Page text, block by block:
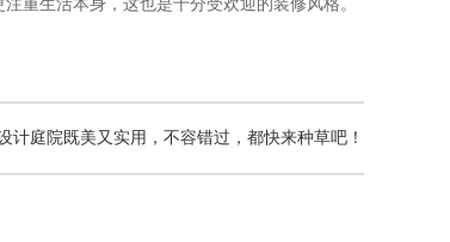
生活本身，这也是十分受欢迎的装修风格。
计庭院既美又实用，不容错过，都快来种草吧！